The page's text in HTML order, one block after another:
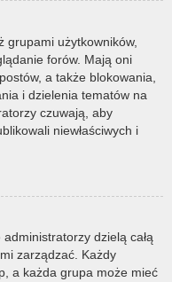
grupami użytkowników,
forów. Mają oni
a także blokowania,
i dzielenia tematów na
czuwają, aby
niewłaściwych i
dzielą całą
zarządzać. Każdy
a każda grupa może mieć